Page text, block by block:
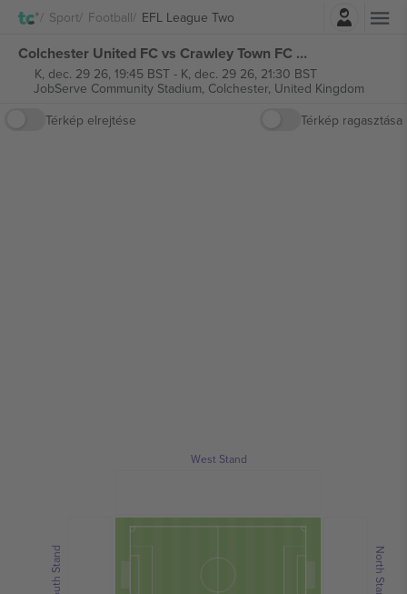
Sport Football EFL League TwoBelépés
Colchester United FC vs Crawley Town FC EFL League Two jegyek
K, dec. 29 26, 19:45 BST- K, dec. 29 26, 21:30 BST
JobServe Community Stadium, Colchester, United Kingdom
Térkép elrejtése
Térkép ragasztása
West Stand
North Stand
South Stand